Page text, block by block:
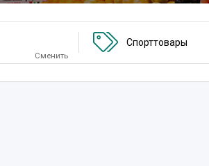
Сменить
Спорттовары